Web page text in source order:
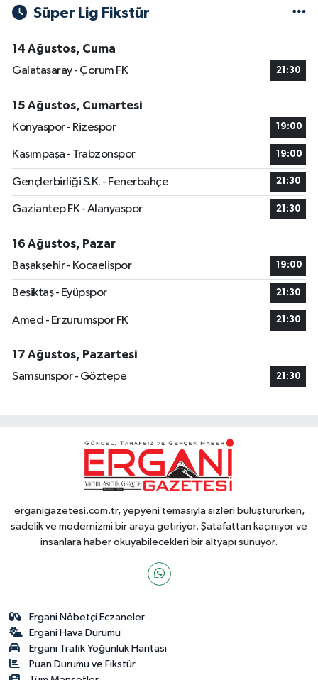
Süper Lig Fikstür
14 Ağustos, Cuma
Galatasaray - Çorum FK
21:30
15 Ağustos, Cumartesi
Konyaspor - Rizespor
19:00
Kasımpaşa - Trabzonspor 19:00
Gençlerbirliği S.K. - Fenerbahçe 21:30
Gaziantep FK - Alanyaspor 21:30
16 Ağustos, Pazar
Başakşehir - Kocaelispor
19:00
Beşiktaş - Eyüpspor 21:30
Amed - Erzurumspor FK 21:30
17 Ağustos, Pazartesi
Samsunspor - Göztepe
21:30
erganigazetesi.com.tr, yepyeni temasıyla sizleri buluştururken,
sadelik ve modernizmi bir araya getiriyor. Şatafattan kaçınıyor ve
insanlara haber okuyabilecekleri bir altyapı sunuyor.
Ergani Nöbetçi Eczaneler
Ergani Hava Durumu
Ergani Trafik Yoğunluk Haritası
Puan Durumu ve Fikstür